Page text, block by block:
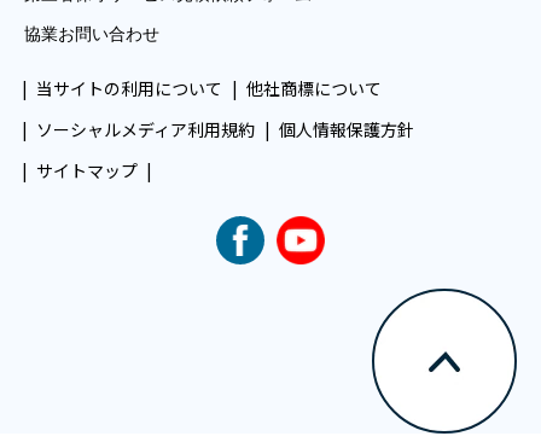
協業お問い合わせ
当サイトの利用について
他社商標について
ソーシャルメディア利用規約
個人情報保護方針
サイトマップ